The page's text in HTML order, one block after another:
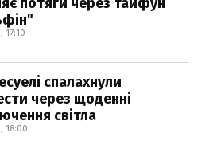
17:10
спалахнули
через щоденні
світла
18:00